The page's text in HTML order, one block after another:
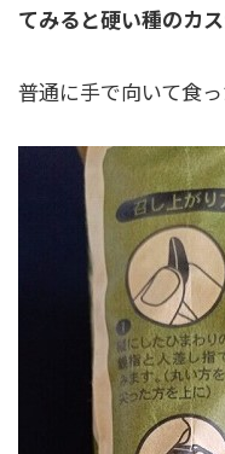
てみると硬い種のカ
普通に手で向いて食